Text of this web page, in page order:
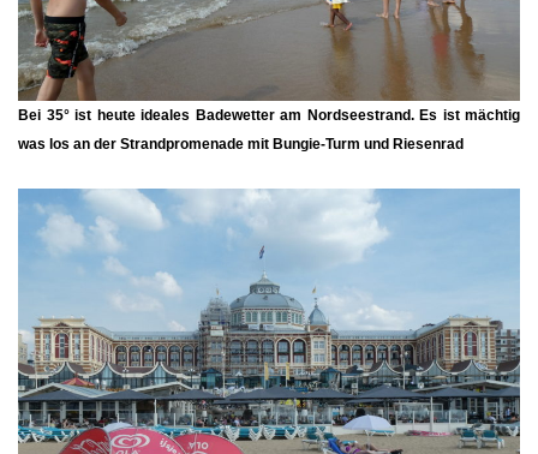
Bei 35° ist heute ideales Badewetter am Nordseestrand. Es ist mächtig
was los an der Strandpromenade mit Bungie-Turm und Riesenrad